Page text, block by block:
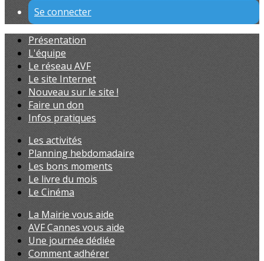
Se connecter
Présentation
L'équipe
Le réseau AVF
Le site Internet
Nouveau sur le site !
Faire un don
Infos pratiques
Les activités
Planning hebdomadaire
Les bons moments
Le livre du mois
Le Cinéma
La Mairie vous aide
AVF Cannes vous aide
Une journée dédiée
Comment adhérer